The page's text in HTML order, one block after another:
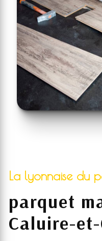
La lyonnaise du
parquet
Caluire-